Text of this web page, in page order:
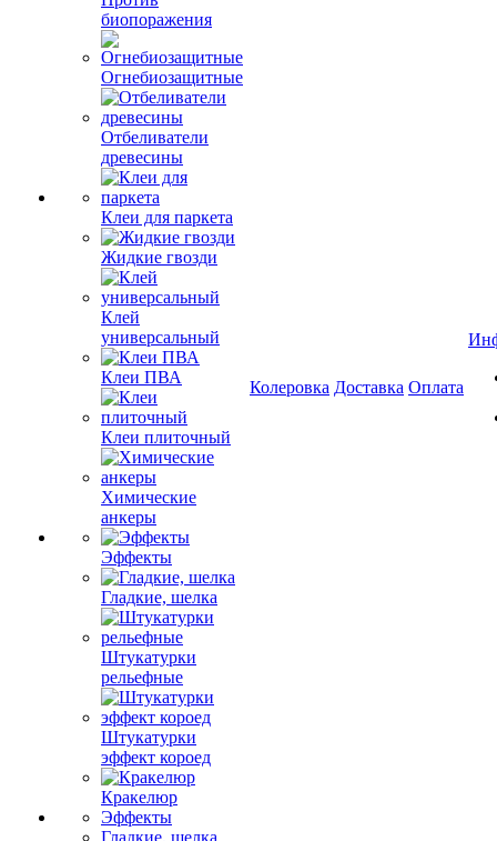
биопоражения
Огнебиозащитные
Отбеливатели
древесины
Клеи для паркета
Жидкие гвозди
Клей
универсальный
Клеи ПВА
Клеи плиточный
Химические
анкеры
Эффекты
Гладкие, шелка
Штукатурки
рельефные
Штукатурки
эффект короед
Кракелюр
Эффекты
Гладкие, шелка
Колеровка Доставка Оплата